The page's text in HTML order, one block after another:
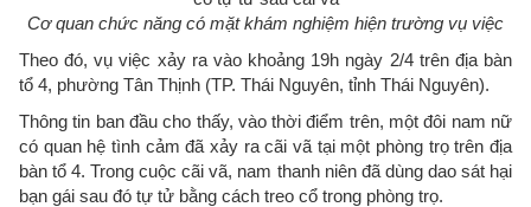
Cơ quan chức năng có mặt khám nghiệm hiện trường vụ việc
Theo đó, vụ việc xảy ra vào khoảng 19h ngày 2/4 trên địa bàn
tổ 4, phường Tân Thịnh (TP. Thái Nguyên, tỉnh Thái Nguyên).
Thông tin ban đầu cho thấy, vào thời điểm trên, một đôi nam nữ
có quan hệ tình cảm đã xảy ra cãi vã tại một phòng trọ trên địa
bàn tổ 4. Trong cuộc cãi vã, nam thanh niên đã dùng dao sát hại
bạn gái sau đó tự tử bằng cách treo cổ trong phòng trọ.